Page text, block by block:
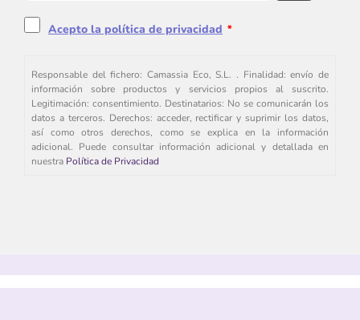
Acepto la política de privacidad *
Responsable del fichero: Camassia Eco, S.L. . Finalidad: envío de
información sobre productos y servicios propios al suscrito.
Legitimación: consentimiento. Destinatarios: No se comunicarán los
datos a terceros. Derechos: acceder, rectificar y suprimir los datos,
así como otros derechos, como se explica en la información
adicional. Puede consultar información adicional y detallada en
nuestra Política de Privacidad